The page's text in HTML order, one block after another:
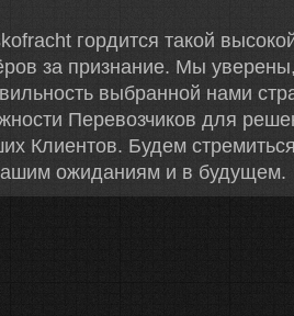
гордится такой
за признание. Мы
выбранной нами
Перевозчиков для
Клиентов. Будем
ожиданиям и в будущем.